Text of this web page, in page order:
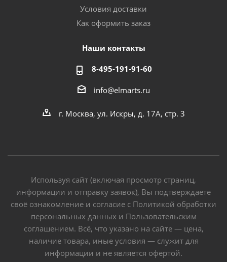
Условия доставки
Как оформить заказ
Наши контакты
8-495-191-91-60
info@elmarts.ru
г. Москва, ул. Искры, д. 17А, стр. 3
Используя сайт (включая просмотр страниц,
информации и отправку заявок), Вы подтверждаете
своё ознакомление и согласие с Политикой обработки
персональных данных и Пользовательским
соглашением. Всё, что указано на сайте — цена,
наличие товара, иные условия — служит для
информации и не является офертой.